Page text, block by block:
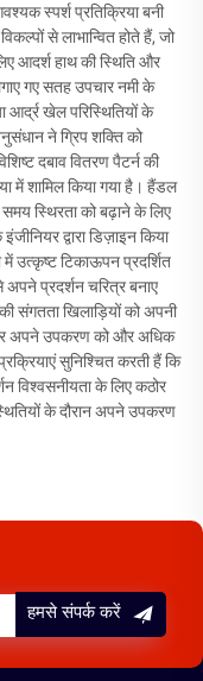
स्पर्श प्रतिक्रिया बनी
से लाभान्वित होते हैं, जो
आदर्श हाथ की स्थिति और
गए सतह उपचार नमी के
आर्द्र खेल परिस्थितियों के
ने ग्रिप शक्ति को
दबाव वितरण पैटर्न की
में शामिल किया गया है। हैंडल
स्थिरता को बढ़ाने के लिए
द्वारा डिज़ाइन किया
में उत्कृष्ट टिकाऊपन प्रदर्शित
अपने प्रदर्शन चरित्र बनाए
संगतता खिलाड़ियों को अपनी
अपने उपकरण को और अधिक
सुनिश्चित करती हैं कि
विश्वसनीयता के लिए कठोर
के दौरान अपने उपकरण
हमसे संपर्क करें